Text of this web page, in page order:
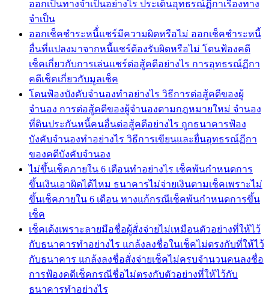
ออกเป็นทางจำเป็นอย่างไร ประเด็นอุทธรณ์ฏีกาเรื่องทาง
จำเป็น
ออกเช็คชำระหนี้่แชร์มีความผิดหรือไม่ ออกเช็คชำระหนี้
อื่นที่แปลงมาจากหนี้แชร์ต้องรับผิดหรือไม่ โดนฟ้องคดี
เช็คเกี่ยวกับการเล่นแชร์ต่อสู้คดีอย่างไร การอุทธรณ์ฏีกา
คดีเช็คเกี่ยวกับมูลเช็ค
โดนฟ้องบังคับจำนองทำอย่างไร วิธีการต่อสู้คดีของผู้
จำนอง การต่อสู้คดีของผู้จำนองตามกฎหมายใหม่ จำนอง
ที่ดินประกันหนี้คนอื่นต่อสู้คดีอย่างไร ถูกธนาคารฟ้อง
บังคับจำนองทำอย่างไร วิธีการเขียนและยื่นอุทธรณ์ฏีกา
ของคดีบังคับจำนอง
ไม่ขึ้นเช็คภายใน 6 เดือนทำอย่างไร เช็คพ้นกำหนดการ
ขึ้นเงินเอาผิดได้ไหม ธนาคารไม่จ่ายเงินตามเช็คเพราะไม่
ขึ้นเช็คภายใน 6 เดือน ทางแก้กรณีเช็คพ้นกำหนดการขึ้น
เช็ค
เช็คเด้งเพราะลายมือชื่อผู้สั่งจ่ายไม่เหมือนตัวอย่างที่ให้ไว้
กับธนาคารทำอย่างไร แกล้งลงชื่อในเช็คไม่ตรงกับที่ให้ไว้
กับธนาคาร แกล้งลงชื่อสั่งจ่ายเช็คไม่ครบจำนวนคนลงชื่อ
การฟ้องคดีเช็คกรณีชื่อไม่ตรงกับตัวอย่างที่ให้ไว้กับ
ธนาคารทำอย่างไร